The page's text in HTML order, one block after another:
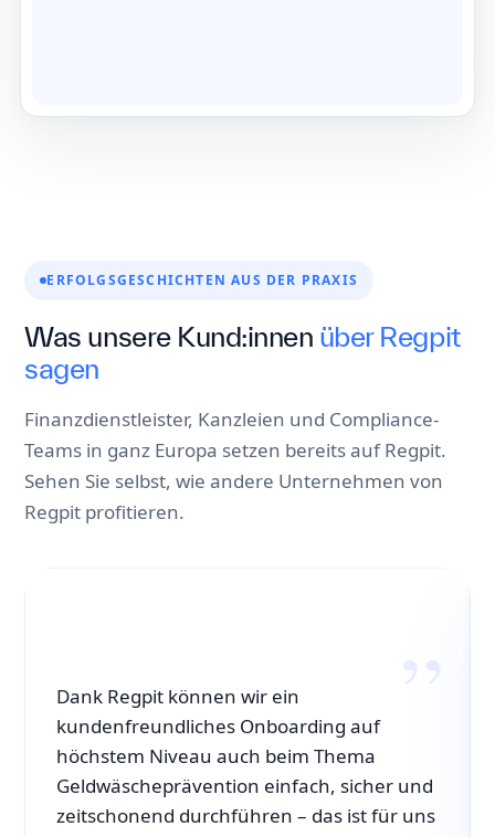
ERFOLGSGESCHICHTEN AUS DER PRAXIS
Was unsere Kund:innen über Regpit
sagen
Finanzdienstleister, Kanzleien und Compliance-
Teams in ganz Europa setzen bereits auf Regpit.
Sehen Sie selbst, wie andere Unternehmen von
Regpit profitieren.
Dank Regpit können wir ein
kundenfreundliches Onboarding auf
höchstem Niveau auch beim Thema
Geldwäscheprävention einfach, sicher und
zeitschonend durchführen – das ist für uns